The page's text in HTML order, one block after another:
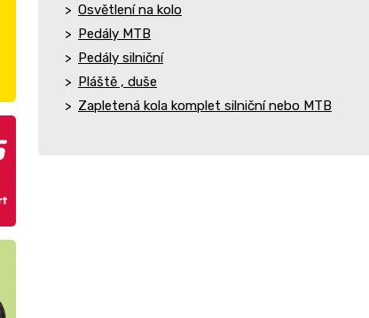
Osvětlení na kolo
Pedály MTB
Pedály silniční
Pláště , duše
Zapletená kola komplet silniční nebo MTB